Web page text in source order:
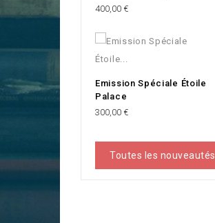
Prix
400,00 €
Emission Spéciale Étoile
Palace
Prix
300,00 €
Toutes les nouveautés